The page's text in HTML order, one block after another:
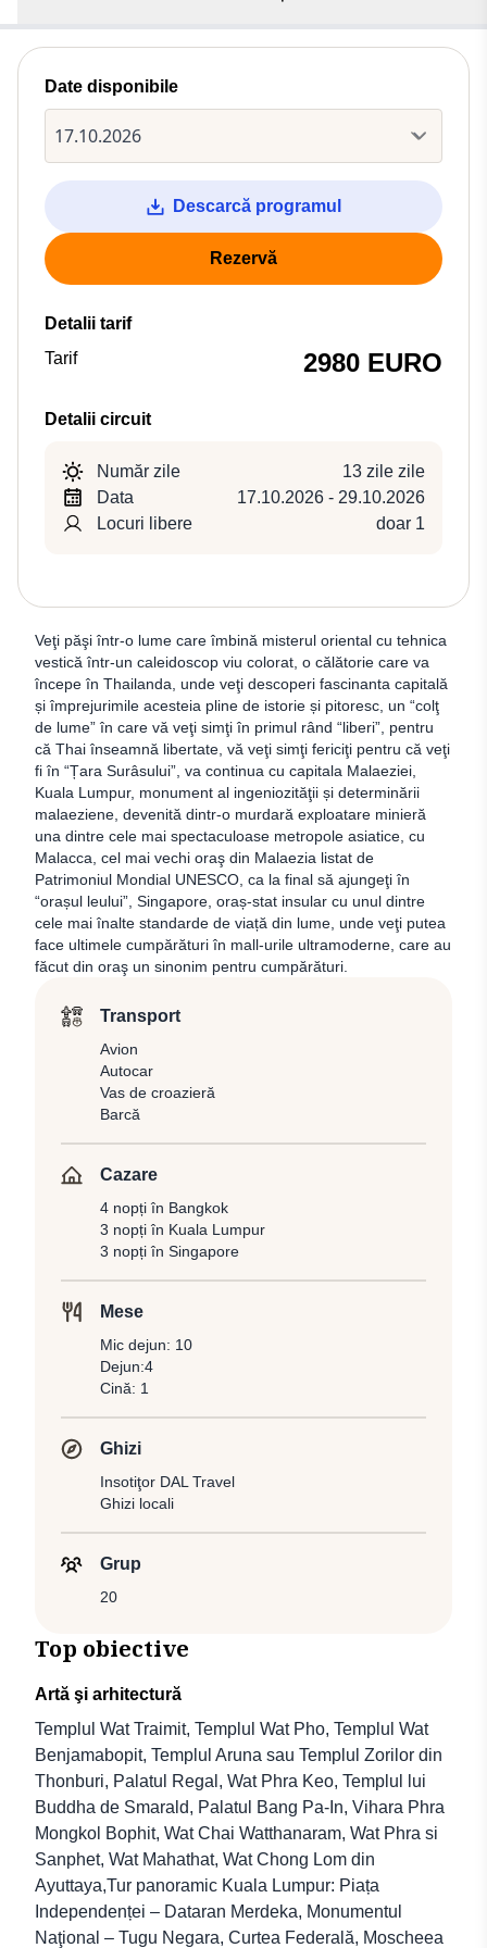
Veţi păşi într-o lume care îmbină misterul oriental cu tehnica
vestică într-un caleidoscop viu colorat, o călătorie care va
începe în Thailanda, unde veţi descoperi fascinanta capitală
și împrejurimile acesteia pline de istorie și pitoresc, un “colţ
de lume” în care vă veţi simţi în primul rând “liberi”, pentru
că Thai înseamnă libertate, vă veţi simţi fericiţi pentru că veţi
fi în “Țara Surâsului”, va continua cu capitala Malaeziei,
Kuala Lumpur, monument al ingeniozităţii și determinării
malaeziene, devenită dintr-o murdară exploatare minieră
una dintre cele mai spectaculoase metropole asiatice, cu
Malacca, cel mai vechi oraş din Malaezia listat de
Patrimoniul Mondial UNESCO, ca la final să ajungeţi în
“orașul leului”, Singapore, oraș-stat insular cu unul dintre
cele mai înalte standarde de viață din lume, unde veţi putea
face ultimele cumpărături în mall-urile ultramoderne, care au
făcut din oraş un sinonim pentru cumpărături.
Transport
Avion
Autocar
Vas de croazieră
Barcă
Cazare
4 nopți în Bangkok
3 nopți în Kuala Lumpur
3 nopți în Singapore
Mese
Mic dejun: 10
Dejun:4
Cină: 1
Ghizi
Insotiţor DAL Travel
Ghizi locali
Grup
20
Top obiective
Artă şi arhitectură
Templul Wat Traimit, Templul Wat Pho, Templul Wat
Benjamabopit, Templul Aruna sau Templul Zorilor din
Thonburi, Palatul Regal, Wat Phra Keo, Templul lui
Buddha de Smarald, Palatul Bang Pa-In, Vihara Phra
Mongkol Bophit, Wat Chai Watthanaram, Wat Phra si
Sanphet, Wat Mahathat, Wat Chong Lom din
Ayuttaya,Tur panoramic Kuala Lumpur: Piața
Independenței – Dataran Merdeka, Monumentul
Naţional – Tugu Negara, Curtea Federală, Moscheea
Date disponibile
Descarcă programul
Rezervă
Detalii tarif
Tarif
2980 EURO
Detalii circuit
Număr zile
13 zile zile
Data
17.10.2026 - 29.10.2026
Locuri libere
doar 1